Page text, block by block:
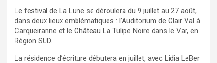
Le festival de La Lune se déroulera du 9 juillet au 27 août,
dans deux lieux emblématiques : l’Auditorium de Clair Val à
Carqueiranne et le Château La Tulipe Noire dans le Var, en
Région SUD.
La résidence d’écriture débutera en juillet, avec Lidia LeBer